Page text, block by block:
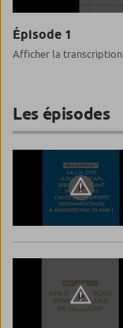
Épisode 1
Afficher la transcription
Les épisodes